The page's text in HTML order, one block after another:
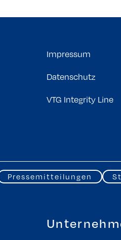
Impressum
Datenschutz
VTG Integrity Line
Pressemitteilungen